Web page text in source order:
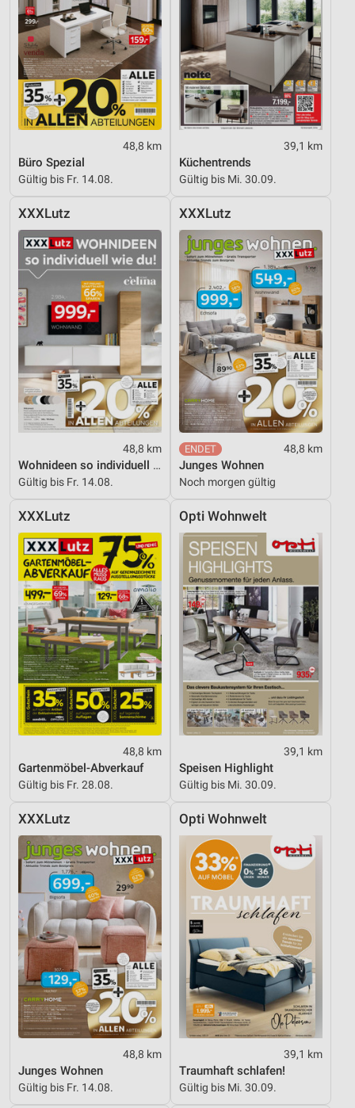
48,8 km
Büro Spezial
Gültig bis Fr. 14.08.
39,1 km
Küchentrends
Gültig bis Mi. 30.09.
XXXLutz
48,8 km
Wohnideen so individuell wie du!
Gültig bis Fr. 14.08.
XXXLutz
48,8 km
Junges Wohnen
Noch morgen gültig
XXXLutz
48,8 km
Gartenmöbel-Abverkauf
Gültig bis Fr. 28.08.
Opti Wohnwelt
39,1 km
Speisen Highlight
Gültig bis Mi. 30.09.
XXXLutz
48,8 km
Junges Wohnen
Gültig bis Fr. 14.08.
Opti Wohnwelt
39,1 km
Traumhaft schlafen!
Gültig bis Mi. 30.09.
IAB-Besonderheiten:
Verwendung genauer Standortdaten
Geräte anhand von aktiv angeforderten
Informationen identifizieren
Nicht-IAB-Verarbeitungszwecke:
Performance
Funktional
Werbung